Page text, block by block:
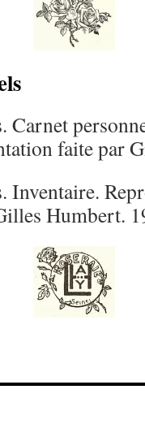
Carnet
faite par
Inventaire.
Humbert.